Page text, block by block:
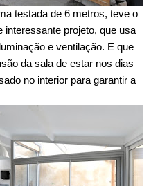
testada de 6 metros, teve o
projeto, que usa
e ventilação. E que
da sala de estar nos dias
no interior para garantir a